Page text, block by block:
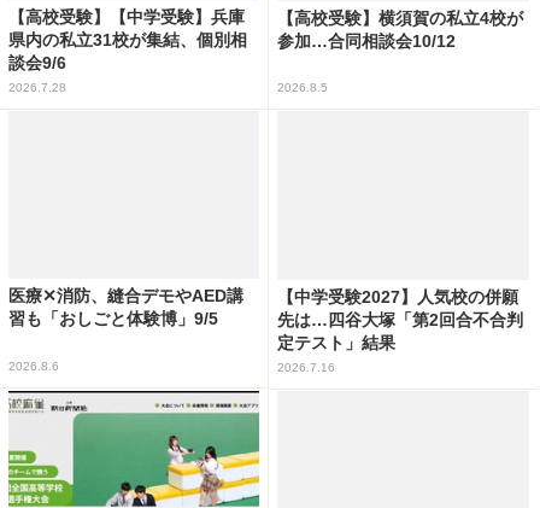
【高校受験】【中学受験】兵庫
県内の私立31校が集結、個別相
談会9/6
2026.7.28
【高校受験】横須賀の私立4校が
参加…合同相談会10/12
2026.8.5
医療✕消防、縫合デモやAED講
習も「おしごと体験博」9/5
2026.8.6
【中学受験2027】人気校の併願
先は…四谷大塚「第2回合不合判
定テスト」結果
2026.7.16